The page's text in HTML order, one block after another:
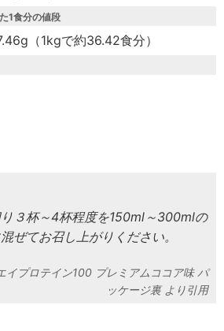
1食分の値段
（1kgで約36.42食分）
３杯～4杯程度を150ml～300mlの
ぜてお召し上がりください。
イプロテイン100 プレミアムココア味 パ
ッケージ裏